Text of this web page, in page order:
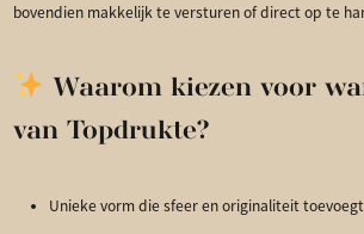
bovendien makkelijk te versturen of direct op te
Waarom kiezen voor
van Topdrukte?
Unieke vorm die sfeer en originaliteit toevoegt